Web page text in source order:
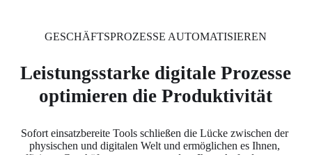
GESCHÄFTSPROZESSE AUTOMATISIEREN
Leistungsstarke digitale Prozesse
optimieren die Produktivität
Sofort einsatzbereite Tools schließen die Lücke zwischen der
physischen und digitalen Welt und ermöglichen es Ihnen,